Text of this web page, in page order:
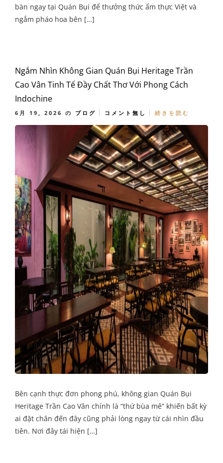
bàn ngay tại Quán Bụi để thưởng thức ẩm thực Việt và
ngắm pháo hoa bên […]
Ngắm Nhìn Không Gian Quán Bụi Heritage Trần
Cao Vân Tinh Tế Đầy Chất Thơ Với Phong Cách
Indochine
6月 19, 2026 の ブログ コメント無し 続きを読む
Bên cạnh thực đơn phong phú, không gian Quán Bụi
Heritage Trần Cao Vân chính là “thứ bùa mê” khiến bất kỳ
ai đặt chân đến đây cũng phải lòng ngay từ cái nhìn đầu
tiên. Nơi đây tái hiện […]